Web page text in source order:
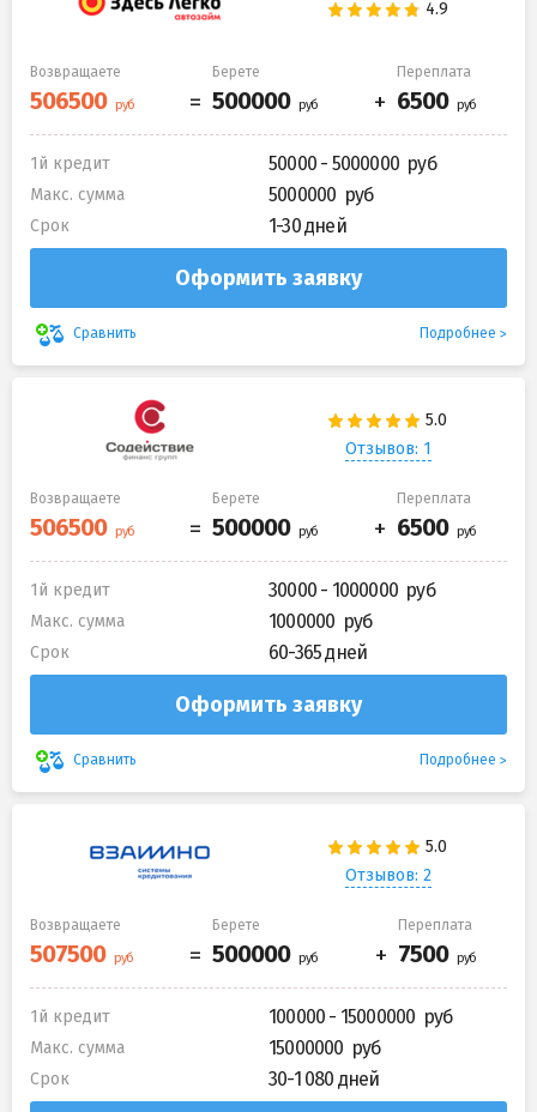
Возвращаете Берете Переплата
1й кредит 50000 - 5000000
Макс. сумма 5000000
Срок 1-30 дней
Оформить заявку
Сравнить Подробнее
Отзывов: 1
Возвращаете Берете Переплата
1й кредит 30000 - 1000000
Макс. сумма 1000000
Срок 60-365 дней
Оформить заявку
Сравнить Подробнее
Отзывов: 2
Возвращаете Берете Переплата
1й кредит 100000 - 15000000
Макс. сумма 15000000
Срок 30-1 080 дней